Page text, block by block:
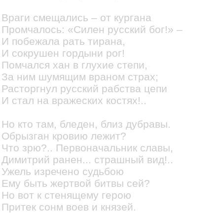
Враги смещались – от кургана
Промчалось: «Силен русский бог!» –
И побежала рать тирана,
И сокрушен гордыни рог!
Помчался хан в глухие степи,
За ним шумящим враном страх;
Расторгнул русский рабства цепи
И стал на вражеских костях!..
Но кто там, бледен, близ дубравы.
Обрызган кровию лежит?
Что зрю?.. Первоначальник славы,
Димитрий ранен... страшный вид!..
Ужель изречено судьбою
Ему быть жертвой битвы сей?
Но вот к стенящему герою
Притек сонм воев и князей.